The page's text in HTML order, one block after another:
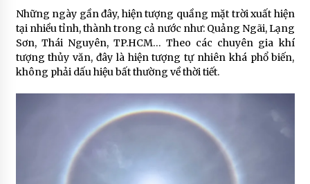
Những ngày gần đây, hiện tượng quầng mặt trời xuất hiện
tại nhiều tỉnh, thành trong cả nước như: Quảng Ngãi, Lạng
Sơn, Thái Nguyên, TP.HCM… Theo các chuyên gia khí
tượng thủy văn, đây là hiện tượng tự nhiên khá phổ biến,
không phải dấu hiệu bất thường về thời tiết.